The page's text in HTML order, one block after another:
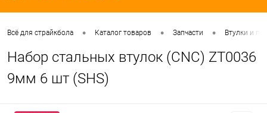
Всё для страйкбола • Каталог товаров • Запчасти • Втулки и
Набор стальных втулок (CNC) ZT0036
9мм 6 шт (SHS)